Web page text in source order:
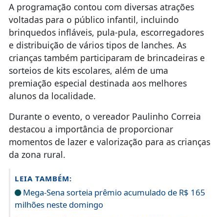
A programação contou com diversas atrações
voltadas para o público infantil, incluindo
brinquedos infláveis, pula-pula, escorregadores
e distribuição de vários tipos de lanches. As
crianças também participaram de brincadeiras e
sorteios de kits escolares, além de uma
premiação especial destinada aos melhores
alunos da localidade.
Durante o evento, o vereador Paulinho Correia
destacou a importância de proporcionar
momentos de lazer e valorização para as crianças
da zona rural.
LEIA TAMBÉM:
Mega-Sena sorteia prêmio acumulado de R$ 165
milhões neste domingo